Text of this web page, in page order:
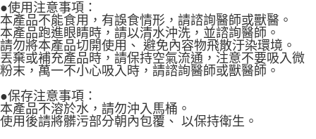
●使用注意事項：
本產品不能食用，有誤食情形，請諮詢醫師或獸醫。
本產品跑進眼睛時，請以清水沖洗，並諮詢醫師。
請勿將本產品切開使用、 避免內容物飛散汙染環境。
丟棄或補充產品時，請保持空氣流通，注意不要吸入微
粉末，萬一不小心吸入時，請諮詢醫師或獸醫師。
●保存注意事項：
本產品不溶於水，請勿沖入馬桶。
使用後請將髒污部分朝內包覆、 以保持衛生。